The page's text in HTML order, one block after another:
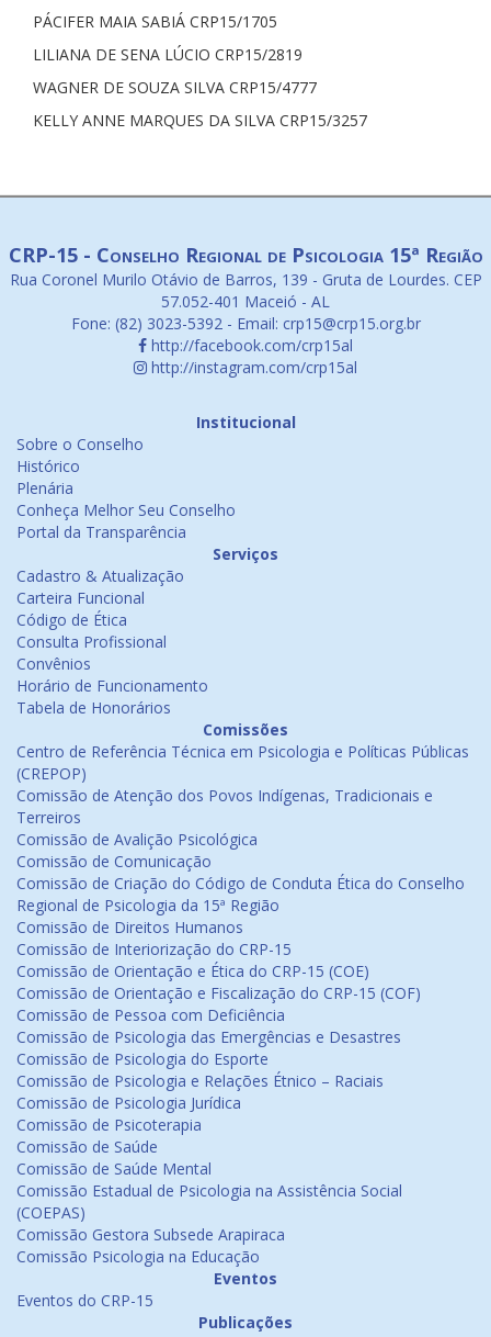
PÁCIFER MAIA SABIÁ CRP15/1705
LILIANA DE SENA LÚCIO CRP15/2819
WAGNER DE SOUZA SILVA CRP15/4777
KELLY ANNE MARQUES DA SILVA CRP15/3257
CRP-15 - Conselho Regional de Psicologia 15ª Região
Rua Coronel Murilo Otávio de Barros, 139 - Gruta de Lourdes. CEP
57.052-401 Maceió - AL
Fone: (82) 3023-5392 - Email: crp15@crp15.org.br
http://facebook.com/crp15al
http://instagram.com/crp15al
Institucional
Sobre o Conselho
Histórico
Plenária
Conheça Melhor Seu Conselho
Portal da Transparência
Serviços
Cadastro & Atualização
Carteira Funcional
Código de Ética
Consulta Profissional
Convênios
Horário de Funcionamento
Tabela de Honorários
Comissões
Centro de Referência Técnica em Psicologia e Políticas Públicas
(CREPOP)
Comissão de Atenção dos Povos Indígenas, Tradicionais e
Terreiros
Comissão de Avalição Psicológica
Comissão de Comunicação
Comissão de Criação do Código de Conduta Ética do Conselho
Regional de Psicologia da 15ª Região
Comissão de Direitos Humanos
Comissão de Interiorização do CRP-15
Comissão de Orientação e Ética do CRP-15 (COE)
Comissão de Orientação e Fiscalização do CRP-15 (COF)
Comissão de Pessoa com Deficiência
Comissão de Psicologia das Emergências e Desastres
Comissão de Psicologia do Esporte
Comissão de Psicologia e Relações Étnico – Raciais
Comissão de Psicologia Jurídica
Comissão de Psicoterapia
Comissão de Saúde
Comissão de Saúde Mental
Comissão Estadual de Psicologia na Assistência Social
(COEPAS)
Comissão Gestora Subsede Arapiraca
Comissão Psicologia na Educação
Eventos
Eventos do CRP-15
Publicações